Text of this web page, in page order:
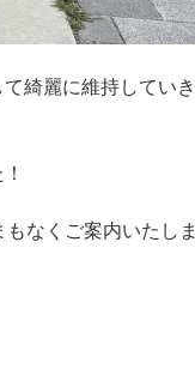
綺麗に維持していき
なくご案内いたしま